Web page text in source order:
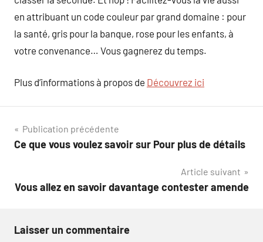
en attribuant un code couleur par grand domaine : pour
la santé, gris pour la banque, rose pour les enfants, à
votre convenance… Vous gagnerez du temps.
Plus d’informations à propos de Découvrez ici
Navigation
de
Publication précédente
Ce que vous voulez savoir sur Pour plus de détails
Article suivant
Vous allez en savoir davantage contester amende
Laisser un commentaire